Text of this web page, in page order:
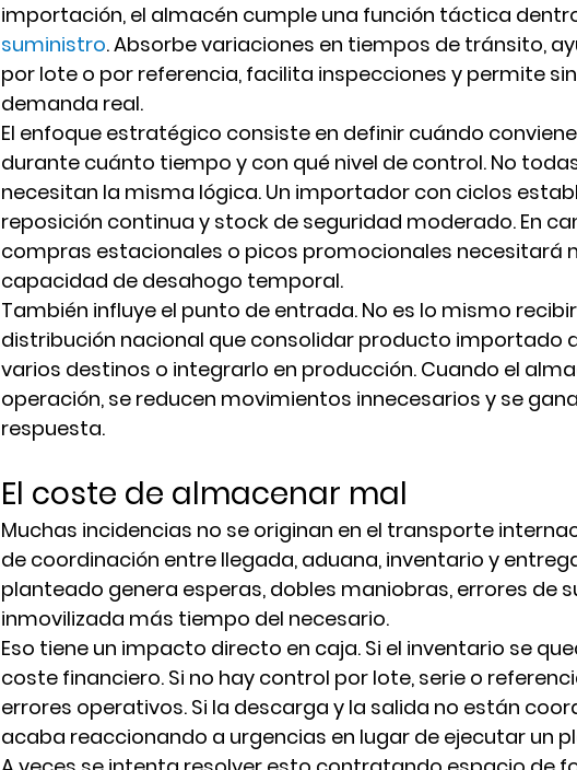
importación, el almacén cumple una función táctica
suministro. Absorbe variaciones en tiempos de tránsito,
por lote o por referencia, facilita inspecciones y permite
demanda real.
El enfoque estratégico consiste en definir cuándo
durante cuánto tiempo y con qué nivel de control. No
necesitan la misma lógica. Un importador con ciclos
reposición continua y stock de seguridad moderado. En
compras estacionales o picos promocionales necesitará
capacidad de desahogo temporal.
También influye el punto de entrada. No es lo mismo
distribución nacional que consolidar producto importado
varios destinos o integrarlo en producción. Cuando el
operación, se reducen movimientos innecesarios y se
respuesta.
El coste de almacenar mal
Muchas incidencias no se originan en el transporte
de coordinación entre llegada, aduana, inventario y
planteado genera esperas, dobles maniobras, errores de
inmovilizada más tiempo del necesario.
Eso tiene un impacto directo en caja. Si el inventario se
coste financiero. Si no hay control por lote, serie o
errores operativos. Si la descarga y la salida no están
acaba reaccionando a urgencias en lugar de ejecutar un